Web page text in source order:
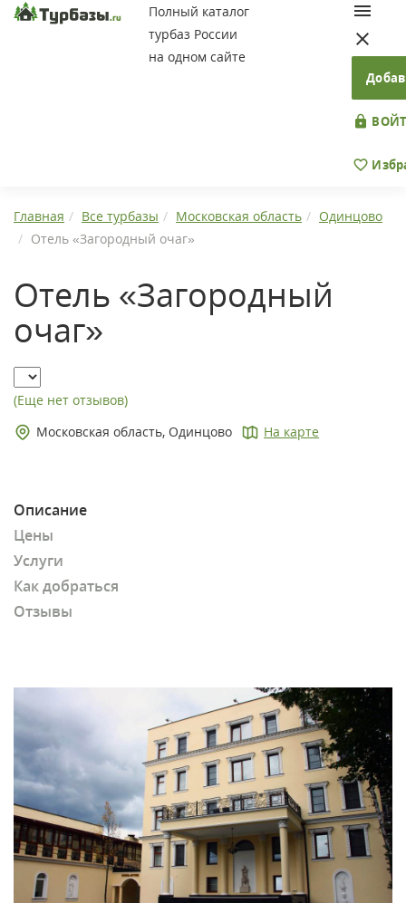
Полный каталог
турбаз России
на одном сайте
Главная Все турбазы Московская область
Одинцово
Отель «Загородный очаг»
Отель «Загородный
очаг»
(Еще нет отзывов)
Московская область, Одинцово
На карте
Описание
Цены
Услуги
Как добраться
Отзывы